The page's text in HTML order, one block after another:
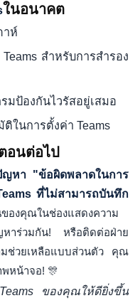
ในอนาคต
าห์
สำหรับการสำรอง
ป้องกันไวรัสอยู่เสมอ
ในการตั้งค่า Teams
อนต่อไป
ญหา "ข้อผิดพลาดในการ
ที่ไม่สามารถบันทึก
องคุณในช่องแสดงความ
หาร่วมกัน! หรือติดต่อฝ่าย
ช่วยเหลือแบบส่วนตัว คุณ
หน้าจอ! 🎊
ของคุณให้ดียิ่งขึ้น